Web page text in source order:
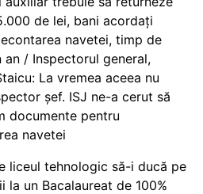
de lei, bani acordați
navetei, timp de
an / Inspectorul general,
La vremea aceea nu
șef. ISJ ne-a cerut să
documente pentru
navetei
liceul tehnologic să-i ducă pe
la un Bacalaureat de 100%